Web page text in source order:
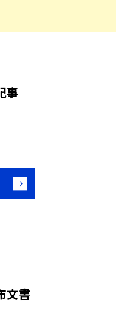
事
文書